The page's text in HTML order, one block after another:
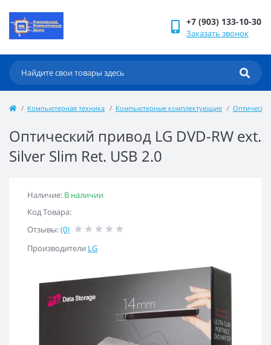
+7 (903) 133-10-30
Заказать звонок
Компьютерная техника Компьютерные комплектующие
Оптический привод LG DVD-RW ext.
Silver Slim Ret. USB 2.0
Наличие: В наличии
Код Товара:
Отзывы:(0)
Производители LG